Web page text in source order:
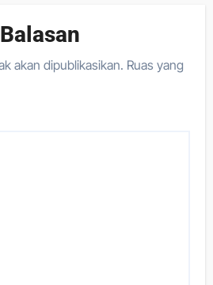
akan dipublikasikan. Ruas yang